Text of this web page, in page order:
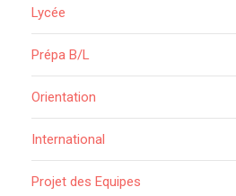
Lycée
Prépa B/L
Orientation
International
Projet des Equipes